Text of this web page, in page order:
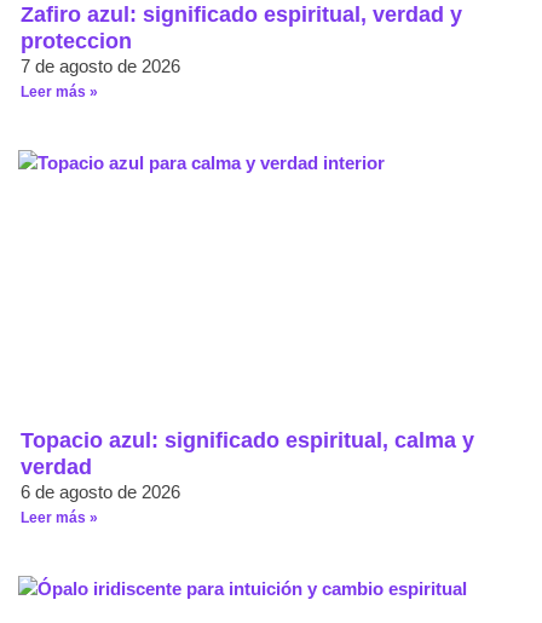
Zafiro azul: significado espiritual, verdad y
proteccion
7 de agosto de 2026
Leer más »
Topacio azul: significado espiritual, calma y
verdad
6 de agosto de 2026
Leer más »